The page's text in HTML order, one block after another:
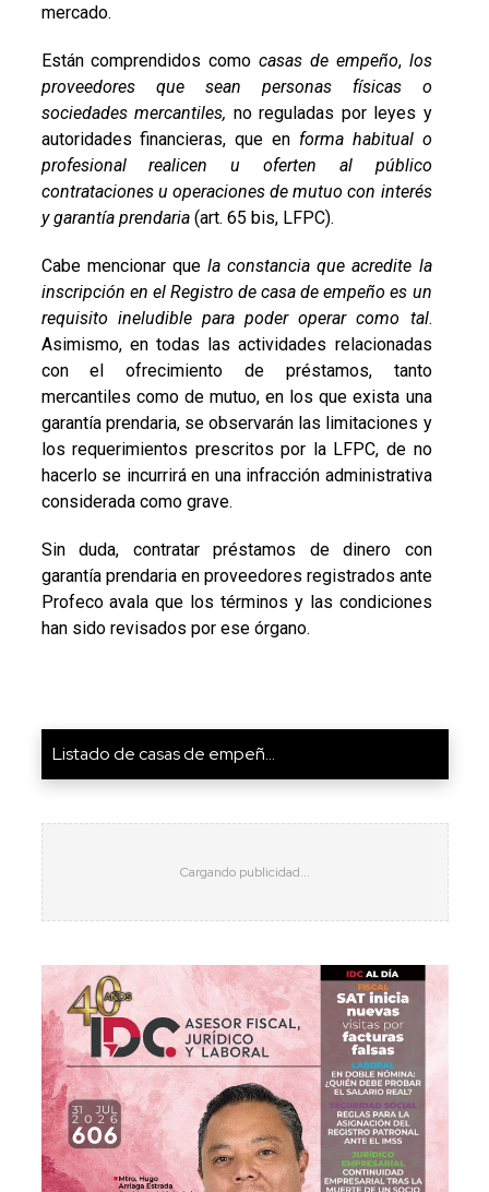
mercado.
Están comprendidos como casas de empeño, los
proveedores que sean personas físicas o
sociedades mercantiles, no reguladas por leyes y
autoridades financieras, que en forma habitual o
profesional realicen u oferten al público
contrataciones u operaciones de mutuo con interés
y garantía prendaria(art. 65 bis, LFPC).
Cabe mencionar que la constancia que acredite la
inscripción en el Registro de casa de empeño es un
requisito ineludible para poder operar como tal.
Asimismo, en todas las actividades relacionadas
con el ofrecimiento de préstamos, tanto
mercantiles como de mutuo, en los que exista una
garantía prendaria, se observarán las limitaciones y
los requerimientos prescritos por la LFPC, de no
hacerlo se incurrirá en una infracción administrativa
considerada como grave.
Sin duda, contratar préstamos de dinero con
garantía prendaria en proveedores registrados ante
Profeco avala que los términos y las condiciones
han sido revisados por ese órgano.
Listado de casas de empeñ...